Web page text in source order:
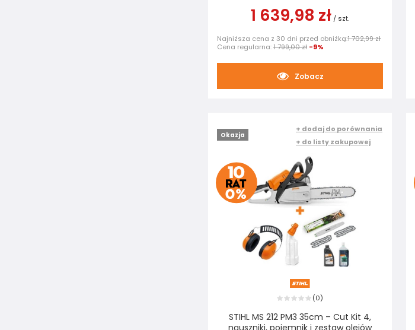
1 639,98 zł / szt.
Najniższa cena z 30 dni przed obniżką:1 702,99 zł
Cena regularna:1 799,00 zł -9%
Zobacz
Okazja
+ dodaj do porównania
+ do listy zakupowej
(0)
STIHL MS 212 PM3 35cm – Cut Kit 4,
nauszniki, pojemnik i zestaw olejów